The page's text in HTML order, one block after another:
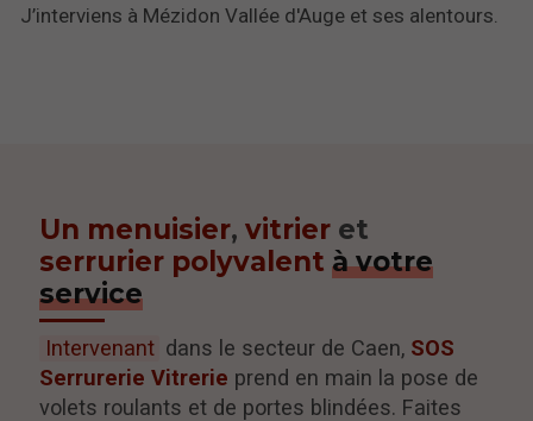
J’interviens à Mézidon Vallée d'Auge et ses alentours.
Un menuisier, vitrier et
serrurier polyvalent à votre
service
Intervenant dans le secteur de Caen, SOS
Serrurerie Vitrerie prend en main la pose de
volets roulants et de portes blindées. Faites